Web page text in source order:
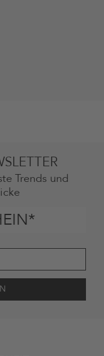
Trends und